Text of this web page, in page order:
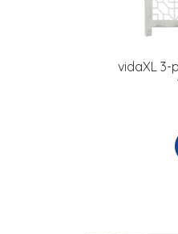
vidaXL 3-